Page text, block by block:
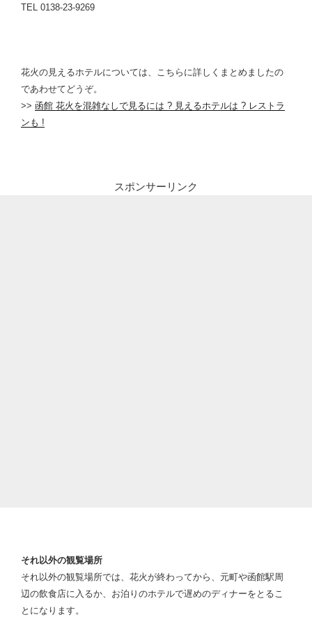
TEL 0138-23-9269
花火の見えるホテルについては、こちらに詳しくまとめましたの
であわせてどうぞ。
>> 函館 花火を混雑なしで見るには ? 見えるホテルは ? レストラ
ンも !
スポンサーリンク
それ以外の観覧場所
それ以外の観覧場所では、花火が終わってから、元町や函館駅周
辺の飲食店に入るか、お泊りのホテルで遅めのディナーをとるこ
とになります。